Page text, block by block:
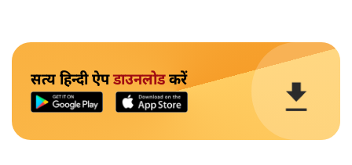
सत्य हिन्दी ऐपडाउनलोडकरें